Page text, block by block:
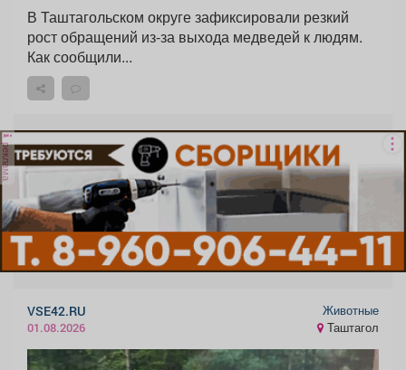
В Таштагольском округе зафиксировали резкий
рост обращений из-за выхода медведей к людям.
Как сообщили...
реклама
VSE42.RU
01.08.2026
Животные
Таштагол